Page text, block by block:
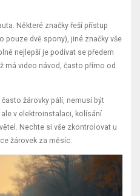
Některé značky řeší přístup
pouze dvě spony), jiné značky vše
nejlepší je podívat se předem
má video návod, často přímo od
žárovky pálí, nemusí být
v elektroinstalaci, kolísání
Nechte si vše zkontrolovat u
žárovek za měsíc.